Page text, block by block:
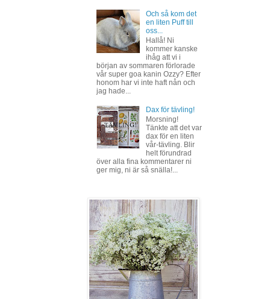
Och så kom det
en liten Puff till
oss...
Hallå! Ni
kommer kanske
ihåg att vi i
början av sommaren förlorade
vår super goa kanin Ozzy? Efter
honom har vi inte haft nån och
jag hade...
Dax för tävling!
Morsning!
Tänkte att det var
dax för en liten
vår-tävling. Blir
helt förundrad
över alla fina kommentarer ni
ger mig, ni är så snälla!...